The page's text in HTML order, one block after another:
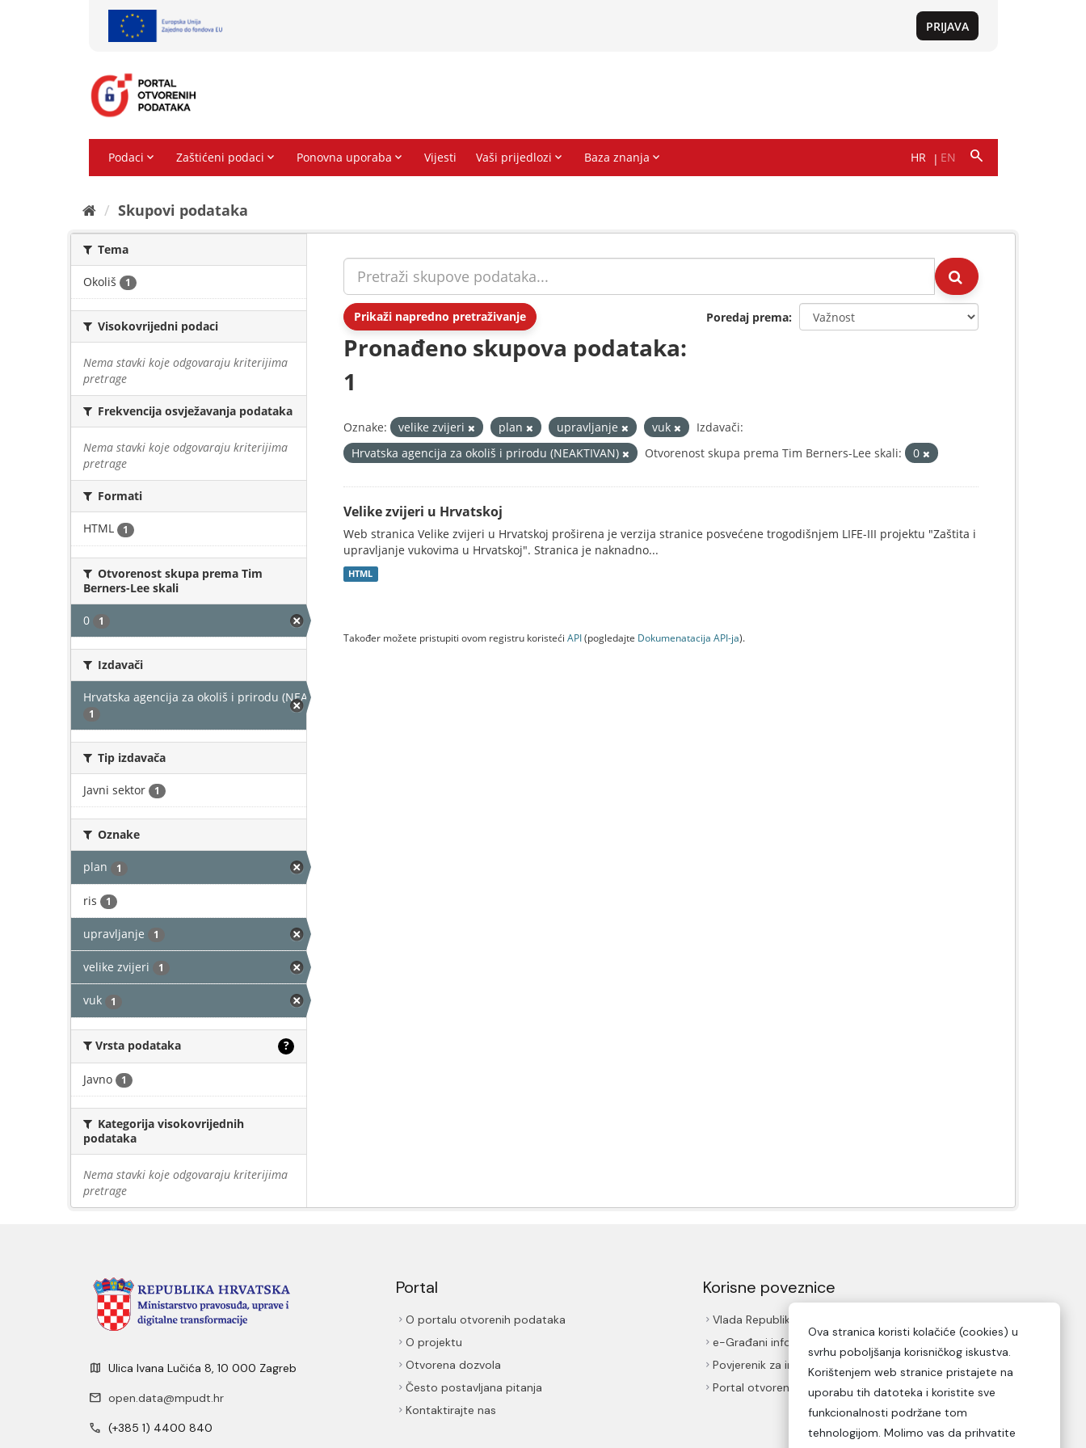
Skupovi podаtаkа
Tema
Okoliš 1
Visokovrijedni podaci
Nema stavki koje odgovaraju kriterijima
pretrage
Frekvencija osvježavanja podataka
Nema stavki koje odgovaraju kriterijima
pretrage
Formati
HTML 1
Otvorenost skupa prema Tim
Berners-Lee skali
0 1
Izdavači
Hrvatska agencija za okoliš i prirodu (NEAKTIVAN)
1
Tip izdavača
Javni sektor 1
Oznake
plan 1
ris 1
upravljanje 1
velike zvijeri 1
vuk 1
Vrsta podataka ?
Javno 1
Kategorija visokovrijednih
podataka
Nema stavki koje odgovaraju kriterijima
pretrage
Prikaži napredno pretraživanje Poredaj prema
Pronađeno skupova podataka:
1
Oznake: velike zvijeri plan upravljanje vuk
Izdavači:
Hrvatska agencija za okoliš i prirodu (NEAKTIVAN)
Otvorenost skupa prema Tim Berners-Lee skali: 0
Velike zvijeri u Hrvatskoj
Web stranica Velike zvijeri u Hrvatskoj proširena je verzija stranice posvećene trogodišnjem LIFE-III projektu "Zaštita i
upravljanje vukovima u Hrvatskoj". Stranica je naknadno...
HTML
Također možete pristupiti ovom registru koristeći API(pogledajte Dokumenаtаcijа API-jа).